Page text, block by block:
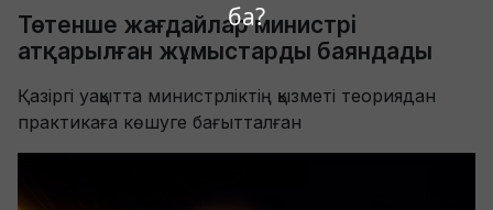
ба?
Төтенше жағдайлар министрі
атқарылған жұмыстарды баяндады
Қазіргі уақытта министрліктің қызметі теориядан
практикаға көшуге бағытталған